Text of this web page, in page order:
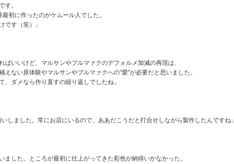
す。
初に作ったのがケムール人でした。
です（笑）」
いいけど、マルサンやブルマァクのデフォルメ加減の再現は、
ない原体験やマルサンやブルマァクへの"愛"が必要だと思いました。
ダメなら作り直すの繰り返しでしたね」
しました。常にお店にいるので、ああだこうだと打合せしながら製作したんですね」
した。ところが最初に仕上がってきた彩色が納得いかなかった。